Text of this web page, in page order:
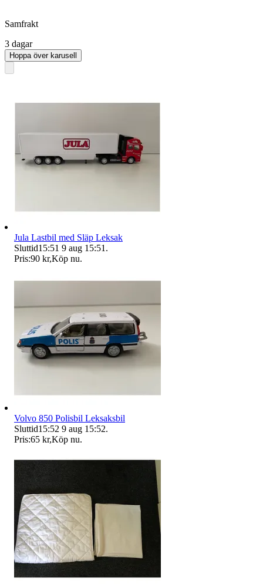
Samfrakt
3 dagar
Hoppa över karusell
Jula Lastbil med Släp Leksak
Sluttid15:51 9 aug 15:51 .
Pris:90 kr,Köp nu.
Volvo 850 Polisbil Leksaksbil
Sluttid15:52 9 aug 15:52.
Pris:65 kr,Köp nu.